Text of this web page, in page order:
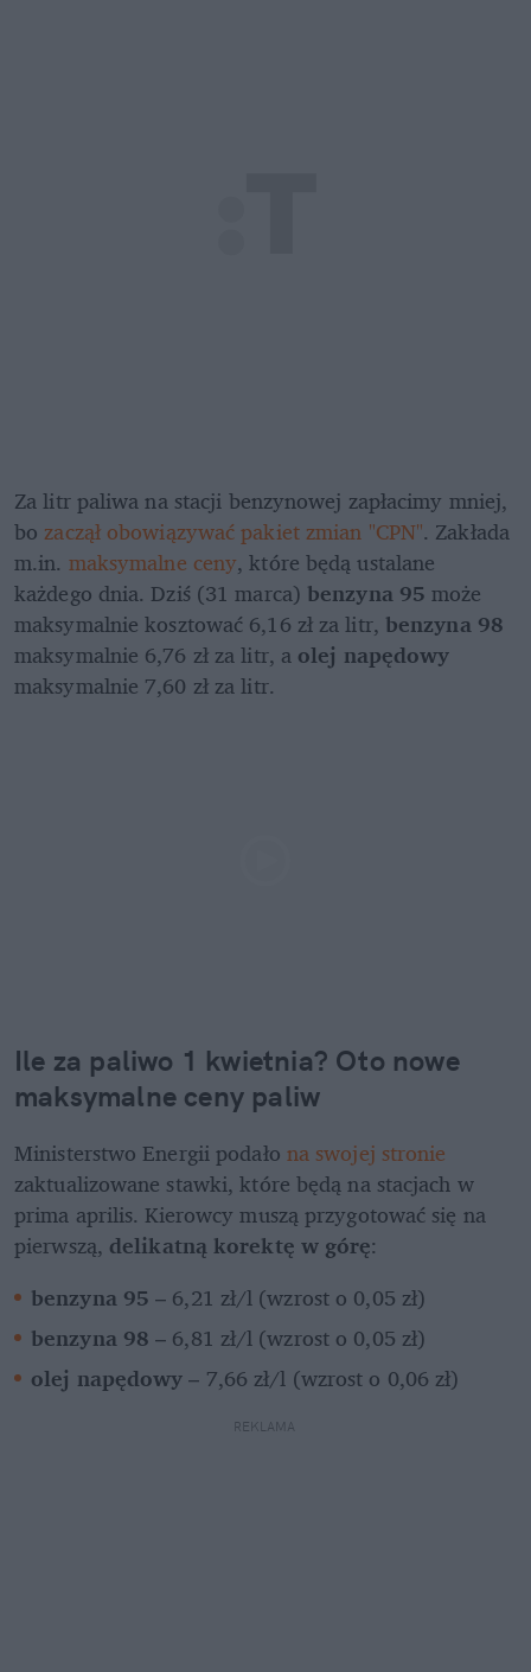
Za litr paliwa na stacji benzynowej zapłacimy mniej,
bo zaczął obowiązywać pakiet zmian "CPN". Zakłada
m.in. maksymalne ceny, które będą ustalane
każdego dnia. Dziś (31 marca) benzyna 95 może
maksymalnie kosztować 6,16 zł za litr, benzyna 98
maksymalnie 6,76 zł za litr, a
maksymalnie 7,60 zł za litr.
Ile za paliwo 1 kwietnia? Oto nowe
maksymalne ceny paliw
Ministerstwo Energii podało na swojej stronie
zaktualizowane stawki, które będą na stacjach w
prima aprilis. Kierowcy muszą przygotować się na
pierwszą, delikatną korektę w górę:
benzyna 95 – 6,21 zł/l (wzrost o 0,05 zł)
benzyna 98 – 6,81 zł/l (wzrost o 0,05 zł)
olej napędowy – 7,66 zł/l (wzrost o 0,06 zł)
REKLAMA